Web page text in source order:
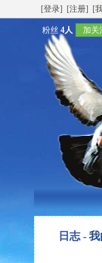
[登录] [注册] [
粉丝 4人 加关
日志 - 我